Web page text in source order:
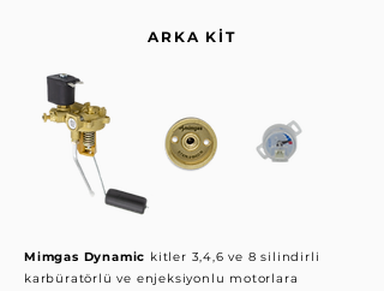
ARKA KİT
Mimgas Dynamic kitler 3,4,6 ve 8 silindirli
karbüratörlü ve enjeksiyonlu motorlara